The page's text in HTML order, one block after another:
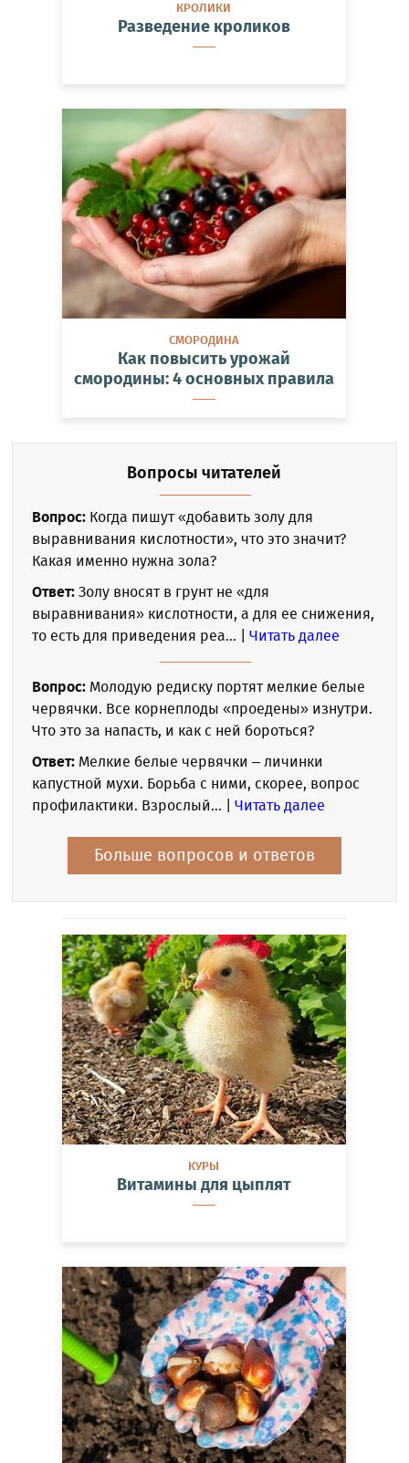
КРОЛИКИ
Разведение кроликов
СМОРОДИНА
Как повысить урожай
смородины: 4 основных правила
Вопросы читателей
Вопрос: Когда пишут «добавить золу для
выравнивания кислотности», что это значит?
Какая именно нужна зола?
Ответ: Золу вносят в грунт не «для
выравнивания» кислотности, а для ее снижения,
то есть для приведения реа... |Читать далее
Вопрос: Молодую редиску портят мелкие белые
червячки. Все корнеплоды «проедены» изнутри.
Что это за напасть, и как с ней бороться?
Ответ: Мелкие белые червячки – личинки
капустной мухи. Борьба с ними, скорее, вопрос
профилактики. Взрослый... |Читать далее
Больше вопросов и ответов
КУРЫ
Витамины для цыплят